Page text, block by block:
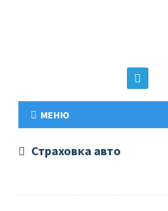
МЕНЮ
Страховка авто